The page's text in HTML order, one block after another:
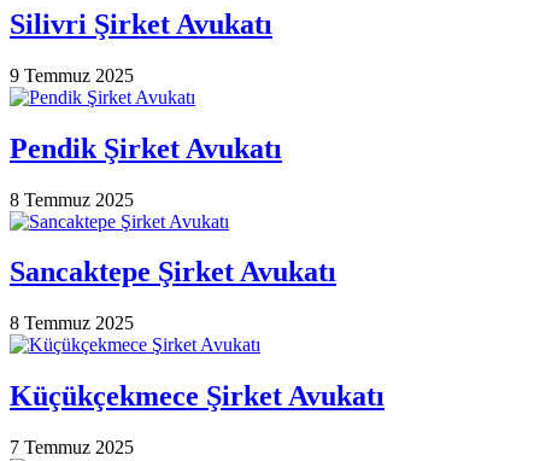
Silivri Şirket Avukatı
9 Temmuz 2025
Pendik Şirket Avukatı
8 Temmuz 2025
Sancaktepe Şirket Avukatı
8 Temmuz 2025
Küçükçekmece Şirket Avukatı
7 Temmuz 2025